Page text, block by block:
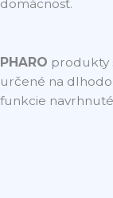
domácnosť.
PHARO produkty
určené na
funkcie